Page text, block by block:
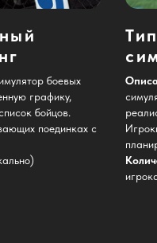
боевых
графику,
бойцов.
поединках с